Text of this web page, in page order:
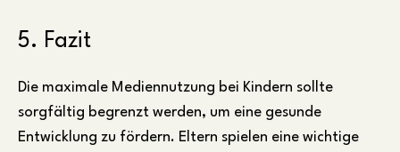
5. Fazit
Die maximale Mediennutzung bei Kindern sollte
sorgfältig begrenzt werden, um eine gesunde
Entwicklung zu fördern. Eltern spielen eine wichtige